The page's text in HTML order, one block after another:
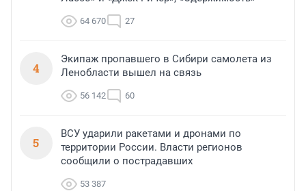
64 670 27
4
Экипаж пропавшего в Сибири самолета из
Ленобласти вышел на связь
56 142 60
5
ВСУ ударили ракетами и дронами по
территории России. Власти регионов
сообщили о пострадавших
53 387